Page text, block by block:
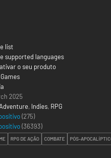
list
supported languages
o seu produto
2025
, Indies, RPG
(275)
(36393)
RPG DE AÇÃO COMBATE PÓS-